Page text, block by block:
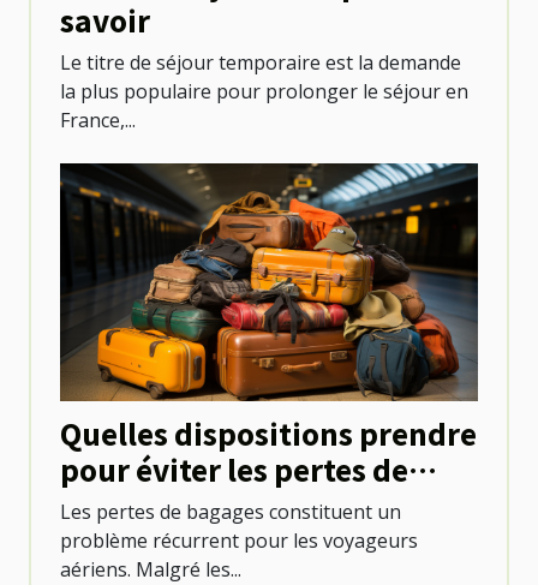
savoir
Le titre de séjour temporaire est la demande
la plus populaire pour prolonger le séjour en
France,...
Quelles dispositions prendre
pour éviter les pertes de
bagages lors des voyages en
avion ?
Les pertes de bagages constituent un
problème récurrent pour les voyageurs
aériens. Malgré les...